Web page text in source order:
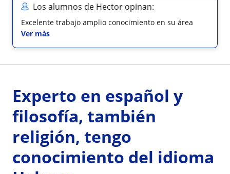
Los alumnos de Hector opinan:
Excelente trabajo amplio conocimiento en su área
Ver más
Experto en español y
filosofía, también
religión, tengo
conocimiento del idioma